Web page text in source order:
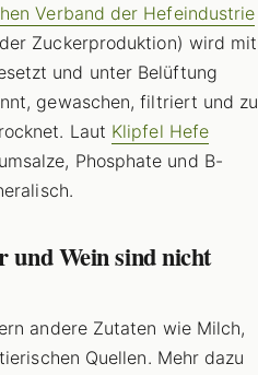
Verband der Hefeindustrie
Zuckerproduktion) wird mit
und unter Belüftung
gewaschen, filtriert und zu
Laut Klipfel Hefe
Phosphate und B-
und Wein sind nicht
andere Zutaten wie Milch,
Quellen. Mehr dazu